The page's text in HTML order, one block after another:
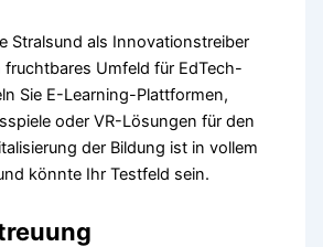
Stralsund als Innovationstreiber
fruchtbares Umfeld für EdTech-
Sie E-Learning-Plattformen,
oder VR-Lösungen für den
der Bildung ist in vollem
könnte Ihr Testfeld sein.